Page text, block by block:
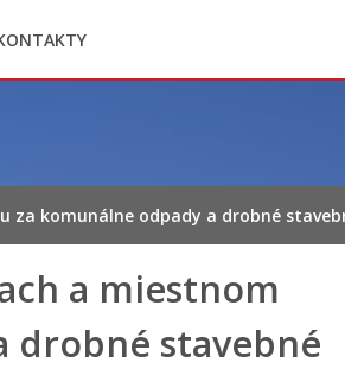
majetkových pomerov
za komunálne odpady a drobné
a miestnom
drobné stavebné